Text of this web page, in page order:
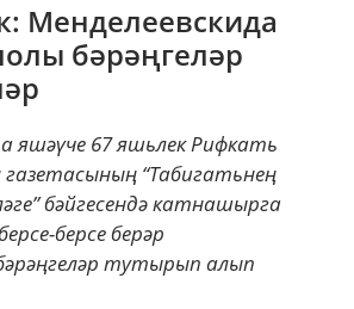
Менделеевскида
бәрәңгеләр
яшәүче 67 яшьлек Рифкать
“Табигатьнең
бәйгесендә катнашырга
берсе берәр
тутырып алып